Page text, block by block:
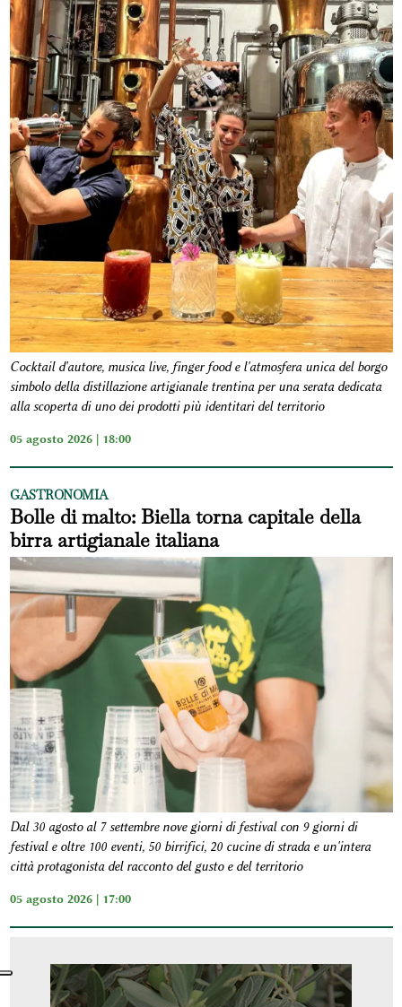
Cocktail d'autore, musica live, finger food e l'atmosfera unica del borgo
simbolo della distillazione artigianale trentina per una serata dedicata
alla scoperta di uno dei prodotti più identitari del territorio
05 agosto 2026 | 18:00
GASTRONOMIA
Bolle di malto: Biella torna capitale della
birra artigianale italiana
Dal 30 agosto al 7 settembre nove giorni di festival con 9 giorni di
festival e oltre 100 eventi, 50 birrifici, 20 cucine di strada e un'intera
città protagonista del racconto del gusto e del territorio
05 agosto 2026 | 17:00